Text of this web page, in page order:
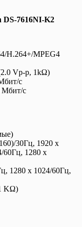
DS-7616NI-K2
H.264+/MPEG4
Vp-p, 1kΩ)
с
Мбит/с
30Гц, 1920 x
60Гц, 1280 x
1280 x 1024/60Гц,
KΩ)